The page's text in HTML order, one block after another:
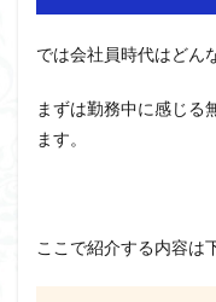
では会社員時代はどん
まずは勤務中に感じる
ます。
ここで紹介する内容は